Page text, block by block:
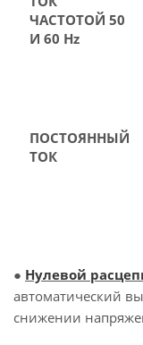
ЧАСТОТОЙ 50
И 60 Hz
ПОСТОЯННЫЙ
ТОК
● Нулевой
автоматический
снижении